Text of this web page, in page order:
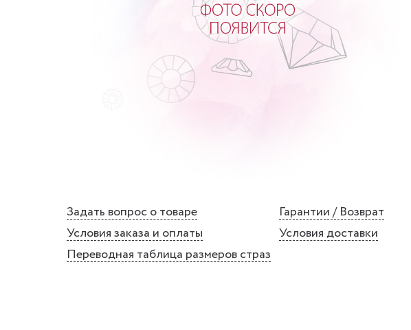
Задать вопрос о товаре
Гарантии / Возврат
Условия заказа и оплаты
Условия доставки
Переводная таблица размеров страз